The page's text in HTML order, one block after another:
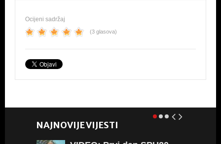
Ocijeni sadržaj
(3 glasova)
NAJNOVIJE VIJESTI